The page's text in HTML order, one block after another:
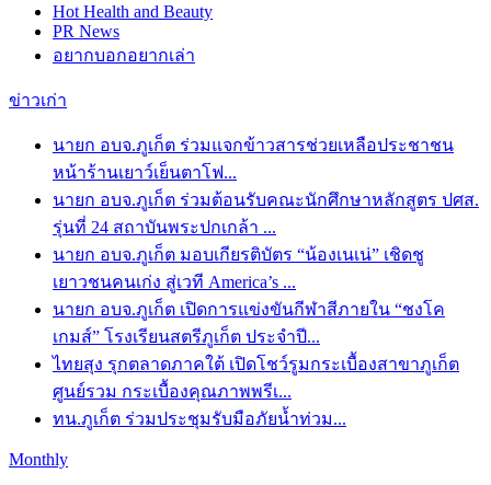
Hot Health and Beauty
PR News
อยากบอกอยากเล่า
ข่าวเก่า
นายก อบจ.ภูเก็ต ร่วมแจกข้าวสารช่วยเหลือประชาชน
หน้าร้านเยาว์เย็นตาโฟ...
นายก อบจ.ภูเก็ต ร่วมต้อนรับคณะนักศึกษาหลักสูตร ปศส.
รุ่นที่ 24 สถาบันพระปกเกล้า ...
นายก อบจ.ภูเก็ต มอบเกียรติบัตร “น้องเนเน่” เชิดชู
เยาวชนคนเก่ง สู่เวที America’s ...
นายก อบจ.ภูเก็ต เปิดการแข่งขันกีฬาสีภายใน “ชงโค
เกมส์” โรงเรียนสตรีภูเก็ต ประจำปี...
ไทยสุง รุกตลาดภาคใต้ เปิดโชว์รูมกระเบื้องสาขาภูเก็ต
ศูนย์รวม กระเบื้องคุณภาพพรีเ...
ทน.ภูเก็ต ร่วมประชุมรับมือภัยน้ำท่วม...
Monthly